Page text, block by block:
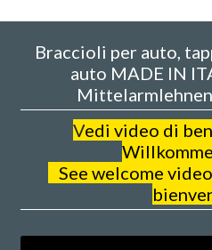
Braccioli per auto,
auto MADE IN
Vedi video di
See welcome